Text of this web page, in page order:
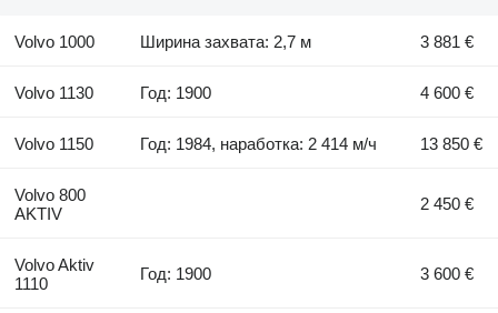
Volvo 1000 Ширина захвата: 2,7 м 3 881 €
Volvo 1130 Год: 1900 4 600 €
Volvo 1150 Год: 1984, наработка: 2 414 м/ч 13 850 €
Volvo 800
AKTIV
2 450 €
Volvo Aktiv
1110
Год: 1900 3 600 €